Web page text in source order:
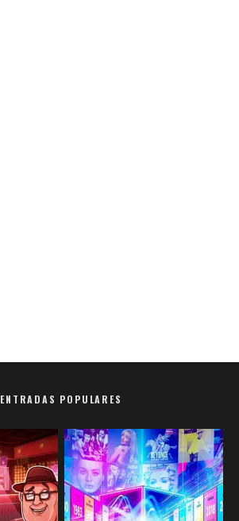
ENTRADAS POPULARES